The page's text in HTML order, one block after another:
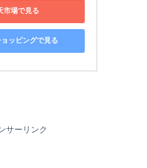
市場で見る
ッピングで見る
サーリンク